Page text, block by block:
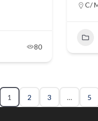
80
C/
1 2 3 … 5